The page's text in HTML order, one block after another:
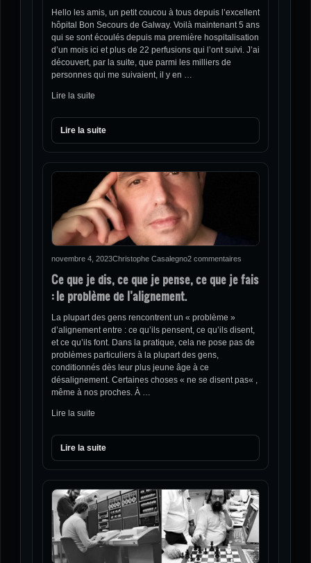
Hello les amis, un petit coucou à tous depuis l’excellent
hôpital Bon Secours de Galway. Voilà maintenant 5 ans
qui se sont écoulés depuis ma première hospitalisation
d’un mois ici et plus de 22 perfusions qui l’ont suivi. J’ai
découvert, par la suite, que parmi les milliers de
personnes qui me suivaient, il y en …
Lire la suite
Lire la suite
novembre 4, 2023Christophe Casalegno2 commentaires
Ce que je dis, ce que je pense, ce que je fais
: le problème de l’alignement.
La plupart des gens rencontrent un « problème »
d’alignement entre : ce qu’ils pensent, ce qu’ils disent,
et ce qu’ils font. Dans la pratique, cela ne pose pas de
problèmes particuliers à la plupart des gens,
conditionnés dès leur plus jeune âge à ce
désalignement. Certaines choses « ne se disent pas« ,
même à nos proches. À …
Lire la suite
Lire la suite